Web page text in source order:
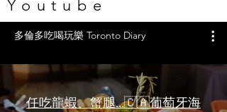
Youtube
多倫多吃喝玩樂 Toronto Diary
任吃龍蝦、蟹腿…🇨🇦葡萄牙海